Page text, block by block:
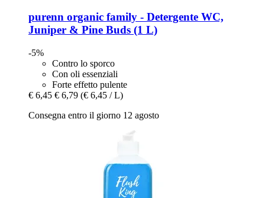
purenn organic family -​ Detergente WC,
Juniper & Pine Buds (1 L)
-5%
Contro lo sporco
Con oli essenziali
Forte effetto pulente
€ 6,45 € 6,79 (€ 6,45 / L)
Consegna entro il giorno 12 agosto